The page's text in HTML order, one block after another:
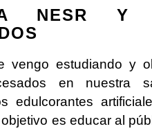
NESR Y
vengo estudiando y
en nuestra
edulcorantes
es educar al